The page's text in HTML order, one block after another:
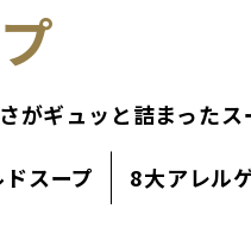
がギュッと詰まったス
スープ 8大アレル